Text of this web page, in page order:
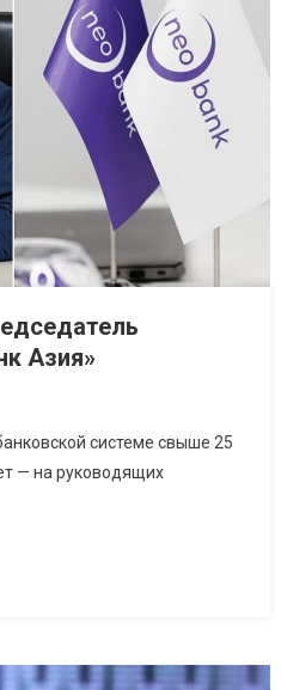
Азия»
системе свыше 25
— на руководящих